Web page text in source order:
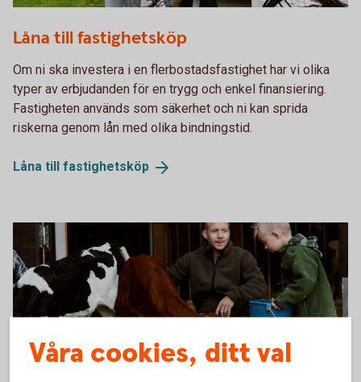
Låna till fastighetsköp
Om ni ska investera i en flerbostadsfastighet har vi olika
typer av erbjudanden för en trygg och enkel finansiering.
Fastigheten används som säkerhet och ni kan sprida
riskerna genom lån med olika bindningstid.
Låna till fastighetsköp
Våra cookies, ditt val